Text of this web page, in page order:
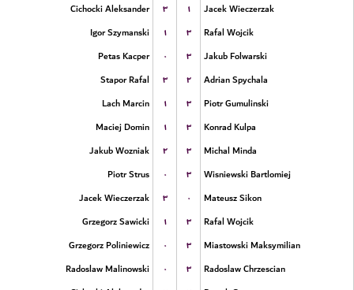
Cichocki Aleksander
۳ ۱
Jacek Wieczerzak
Igor Szymanski
۱ ۳
Rafal Wojcik
Petas Kacper
۰ ۳
Jakub Folwarski
Stapor Rafal
۳ ۲
Adrian Spychala
Lach Marcin
۱ ۳
Piotr Gumulinski
Maciej Domin
۱ ۳
Konrad Kulpa
Jakub Wozniak
۲ ۳
Michal Minda
Piotr Strus
۰ ۳
Wisniewski Bartlomiej
Jacek Wieczerzak
۳ ۰
Mateusz Sikon
Grzegorz Sawicki
۱ ۳
Rafal Wojcik
Grzegorz Poliniewicz
۰ ۳
Miastowski Maksymilian
Radoslaw Malinowski
۰ ۳
Radoslaw Chrzescian